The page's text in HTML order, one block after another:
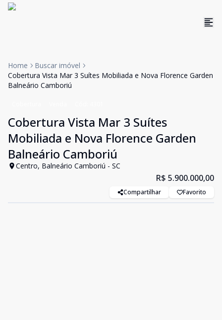
Home
Buscar imóvel
Cobertura Vista Mar 3 Suítes Mobiliada e Nova Florence Garden
Balneário Camboriú
Cobertura Vista Mar 3 Suítes
Mobiliada e Nova Florence Garden
Balneário Camboriú
Centro, Balneário Camboriú - SC
R$ 5.900.000,00
Compartilhar Favorito